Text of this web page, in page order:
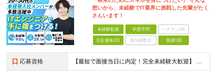
想いから、未経験でIT業界に挑戦した先輩がたく
さんいます！
未経験歓迎 学歴不問 ベテランOK
完全週休2日 賞与複数月 面接1回
応募資格 【最短で面接当日に内定！完全未経験大歓迎】 ・業種／職種未経験歓迎 ・社会人デビュー、第二新卒、既卒者大歓迎 ・学歴不問（文系、理系不問） ・20代～30代、男女問わず活躍中 ・服装、髪色自由 ・明確